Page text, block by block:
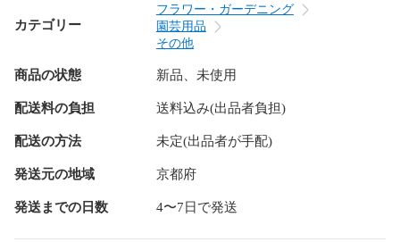
カテゴリー
フラワー・ガーデニング
園芸用品
その他
商品の状態 新品、未使用
配送料の負担 送料込み(出品者負担)
配送の方法 未定(出品者が手配)
発送元の地域 京都府
発送までの日数 4〜7日で発送